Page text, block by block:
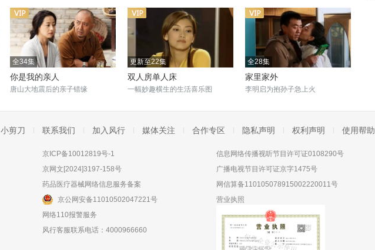
全34集
你是我的亲人
唐山大地震后的亲子错缘
更新至22集
双人房单人床
一幅妙趣横生的生活喜乐图
全28集
家里家外
李明启为抱孙子急上火
小剪刀 联系我们 加入风行 媒体关注 合作专区 隐私声明 权利声明 使用帮助
京ICP备10012819号-1
京网文[2024]3197-158号
药品医疗器械网络信息服务备案
京公网安备11010502047221号
网络110报警服务
风行客服联系电话：4000966660
信息网络传播视听节目许可证0108290号
广播电视节目许可证京字1475号
网信算备110105078915002220011号
营业执照